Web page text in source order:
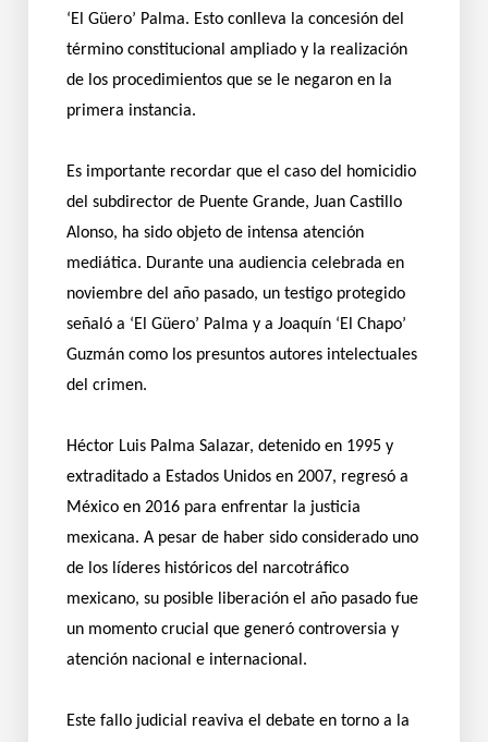
‘El Güero’ Palma. Esto conlleva la concesión del
término constitucional ampliado y la realización
de los procedimientos que se le negaron en la
primera instancia.
Es importante recordar que el caso del homicidio
del subdirector de Puente Grande, Juan Castillo
Alonso, ha sido objeto de intensa atención
mediática. Durante una audiencia celebrada en
noviembre del año pasado, un testigo protegido
señaló a ‘El Güero’ Palma y a Joaquín ‘El Chapo’
Guzmán como los presuntos autores intelectuales
del crimen.
Héctor Luis Palma Salazar, detenido en 1995 y
extraditado a Estados Unidos en 2007, regresó a
México en 2016 para enfrentar la justicia
mexicana. A pesar de haber sido considerado uno
de los líderes históricos del narcotráfico
mexicano, su posible liberación el año pasado fue
un momento crucial que generó controversia y
atención nacional e internacional.
Este fallo judicial reaviva el debate en torno a la